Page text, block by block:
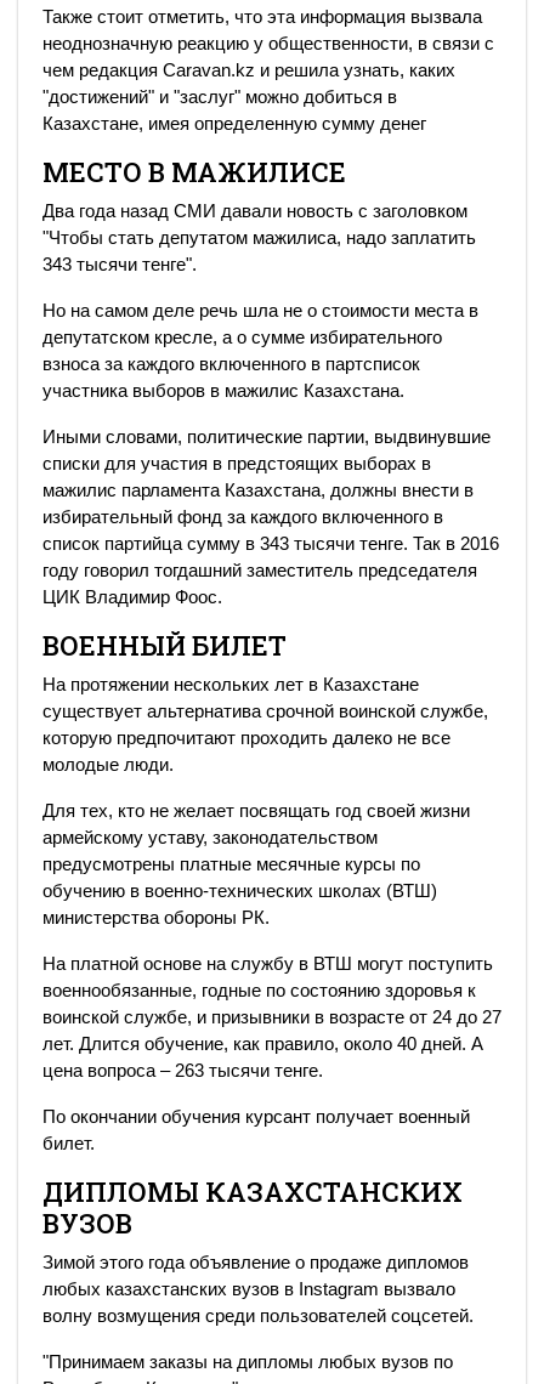
Также стоит отметить, что эта информация вызвала
неоднозначную реакцию у общественности, в связи с
чем редакция Caravan.kz и решила узнать, каких
"достижений" и "заслуг" можно добиться в
Казахстане, имея определенную сумму денег
МЕСТО В МАЖИЛИСЕ
Два года назад СМИ давали новость с заголовком
"Чтобы стать депутатом мажилиса, надо заплатить
343 тысячи тенге".
Но на самом деле речь шла не о стоимости места в
депутатском кресле, а о сумме избирательного
взноса за каждого включенного в партсписок
участника выборов в мажилис Казахстана.
Иными словами, политические партии, выдвинувшие
списки для участия в предстоящих выборах в
мажилис парламента Казахстана, должны внести в
избирательный фонд за каждого включенного в
список партийца сумму в 343 тысячи тенге. Так в 2016
году говорил тогдашний заместитель председателя
ЦИК Владимир Фоос.
ВОЕННЫЙ БИЛЕТ
На протяжении нескольких лет в Казахстане
существует альтернатива срочной воинской службе,
которую предпочитают проходить далеко не все
молодые люди.
Для тех, кто не желает посвящать год своей жизни
армейскому уставу, законодательством
предусмотрены платные месячные курсы по
обучению в военно-технических школах (ВТШ)
министерства обороны РК.
На платной основе на службу в ВТШ могут поступить
военнообязанные, годные по состоянию здоровья к
воинской службе, и призывники в возрасте от 24 до 27
лет. Длится обучение, как правило, около 40 дней. А
цена вопроса – 263 тысячи тенге.
По окончании обучения курсант получает военный
билет.
ДИПЛОМЫ КАЗАХСТАНСКИХ
ВУЗОВ
Зимой этого года объявление о продаже дипломов
любых казахстанских вузов в Instagram вызвало
волну возмущения среди пользователей соцсетей.
"Принимаем заказы на дипломы любых вузов по